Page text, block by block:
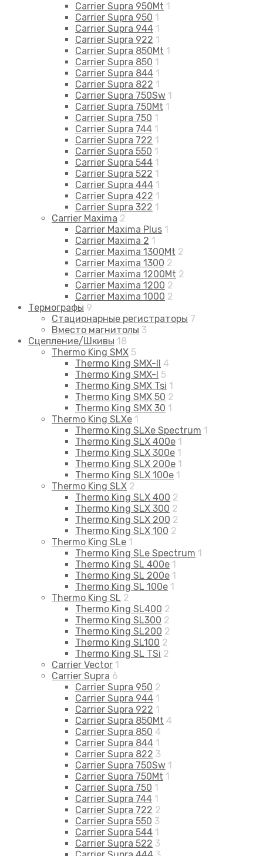
Carrier Supra 950Mt 1
Carrier Supra 950 1
Carrier Supra 944 1
Carrier Supra 922 1
Carrier Supra 850Mt 1
Carrier Supra 850 1
Carrier Supra 844 1
Carrier Supra 822 1
Carrier Supra 750Sw 1
Carrier Supra 750Mt 1
Carrier Supra 750 1
Carrier Supra 744 1
Carrier Supra 722 1
Carrier Supra 550 1
Carrier Supra 544 1
Carrier Supra 522 1
Carrier Supra 444 1
Carrier Supra 422 1
Carrier Supra 322 1
Carrier Maxima 2
Carrier Maxima Plus 1
Carrier Maxima 2 1
Carrier Maxima 1300Mt 2
Carrier Maxima 1300 2
Carrier Maxima 1200Mt 2
Carrier Maxima 1200 2
Carrier Maxima 1000 2
Термографы 9
Стационарные регистраторы 7
Вместо магнитолы 3
Сцепление/Шкивы 18
Thermo King SMX 5
Thermo King SMX-II 4
Thermo King SMX-I 5
Thermo King SMX Tsi 1
Thermo King SMX 50 2
Thermo King SMX 30 1
Thermo King SLXe 1
Thermo King SLXe Spectrum 1
Thermo King SLX 400e 1
Thermo King SLX 300e 1
Thermo King SLX 200e 1
Thermo King SLX 100e 1
Thermo King SLX 2
Thermo King SLX 400 2
Thermo King SLX 300 2
Thermo King SLX 200 2
Thermo King SLX 100 2
Thermo King SLe 1
Thermo King SLe Spectrum 1
Thermo King SL 400e 1
Thermo King SL 200e 1
Thermo King SL 100e 1
Thermo King SL 2
Thermo King SL400 2
Thermo King SL300 2
Thermo King SL200 2
Thermo King SL100 2
Thermo King SL TSi 2
Carrier Vector 1
Carrier Supra 6
Carrier Supra 950 2
Carrier Supra 944 1
Carrier Supra 922 1
Carrier Supra 850Mt 4
Carrier Supra 850 4
Carrier Supra 844 1
Carrier Supra 822 3
Carrier Supra 750Sw 1
Carrier Supra 750Mt 1
Carrier Supra 750 1
Carrier Supra 744 1
Carrier Supra 722 2
Carrier Supra 550 3
Carrier Supra 544 1
Carrier Supra 522 3